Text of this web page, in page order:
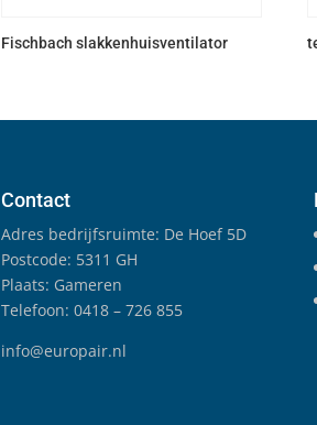
Fischbach slakkenhuisventilator
Contact
Adres bedrijfsruimte: De Hoef 5D
Postcode: 5311 GH
Plaats: Gameren
Telefoon: 0418 – 726 855
info@europair.nl